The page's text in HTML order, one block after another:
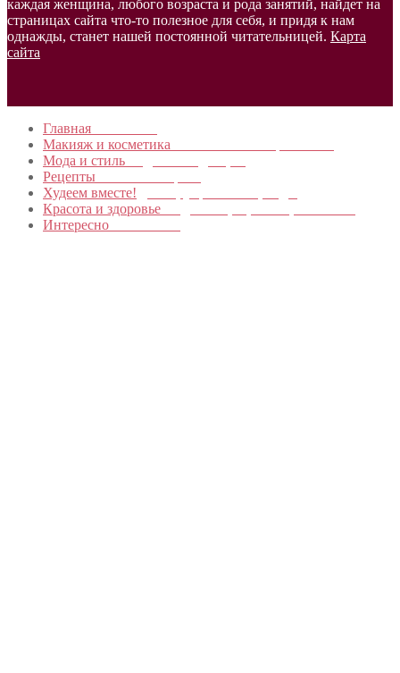
каждая женщина, любого возраста и рода занятий, найдет на
страницах сайта что-то полезное для себя, и придя к нам
однажды, станет нашей постоянной читательницей. Карта
сайта
Главная
Макияж и косметика
Мода и стиль
Рецепты
Худеем вместе!
Красота и здоровье
Интересно